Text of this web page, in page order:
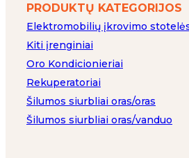
PRODUKTŲ KATEGORIJOS
Elektromobilių įkrovimo
Kiti įrenginiai
Oro Kondicionieriai
Rekuperatoriai
Šilumos siurbliai oras/oras
Šilumos siurbliai oras/vanduo